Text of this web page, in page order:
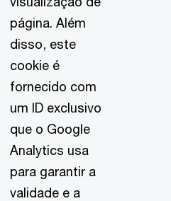
página. Além
disso, este
cookie é
fornecido com
um ID exclusivo
que o Google
Analytics usa
para garantir a
validade e a